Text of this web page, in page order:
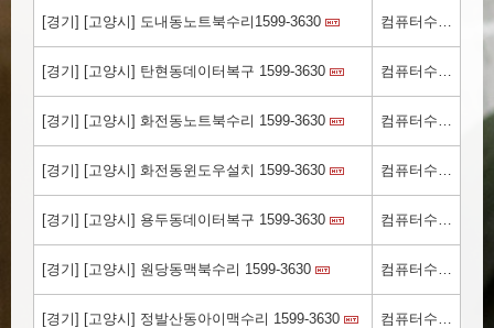
[경기] [고양시] 도내동노트북수리1599-3630 컴퓨터수리컴닥터.kr
[경기] [고양시] 탄현동데이터복구 1599-3630 컴퓨터수리컴닥터.kr
[경기] [고양시] 화전동노트북수리 1599-3630 컴퓨터수리컴닥터.kr
[경기] [고양시] 화전동윈도우설치 1599-3630 컴퓨터수리컴닥터.kr
[경기] [고양시] 용두동데이터복구 1599-3630 컴퓨터수리컴닥터.kr
[경기] [고양시] 원당동맥북수리 1599-3630 컴퓨터수리.kr
[경기] [고양시] 정발산동아이맥수리 1599-3630 컴퓨터수리.kr